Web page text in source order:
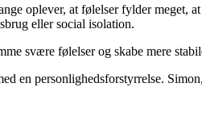
oplever, at følelser fylder meget,
eller social isolation.
svære følelser og skabe mere
en personlighedsforstyrrelse.